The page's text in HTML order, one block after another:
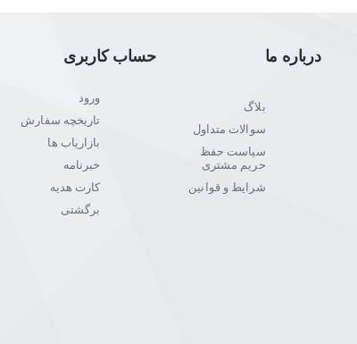
و انتخاب‌های هوشمندانه است.
خیالت از خرید راحت باشد.
رقم بزنیم.
درباره ما
بلاگ
سوالات متداول
سیاست حفظ
حریم مشتری
شرایط و قوانین
حساب کاربری
ورود
تاریخچه سفارش
بازاریاب ها
خبرنامه
کارت هدیه
برگشتی